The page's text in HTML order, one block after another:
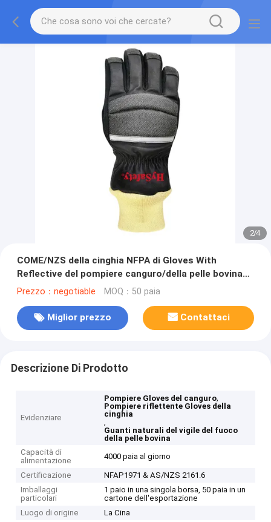
2/4
COME/NZS della cinghia NFPA di Gloves With
Reflective del pompiere canguro/della pelle bovina
naturale
Prezzo：negotiable MOQ：50 paia
Miglior prezzo Contattaci
Descrizione Di Prodotto
Evidenziare
Pompiere Gloves del canguro,
Pompiere riflettente Gloves della
cinghia
,
Guanti naturali del vigile del fuoco
della pelle bovina
Capacità di
alimentazione
4000 paia al giorno
Certificazione
NFAP1971 & AS/NZS 2161.6
Imballaggi
particolari
1 paio in una singola borsa, 50 paia in un
cartone dell'esportazione
Luogo di origine
La Cina